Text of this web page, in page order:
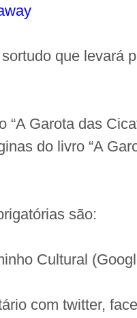
que levará
“A Garota das
do livro “A
são:
Cultural
com twitter,